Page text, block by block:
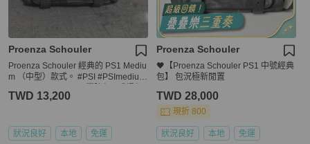
Proenza Schouler
Proenza Schouler 經典的 PS1 Mediu
m （中型）款式。 #PSI #PSImedium
#肩背包 #側背包
TWD 13,200
狀況良好 本地 免運
Proenza Schouler
🖤【Proenza Schouler PS1 中號經典
包】 包況極新閒置
TWD 28,000
現折 800
狀況良好 本地 免運